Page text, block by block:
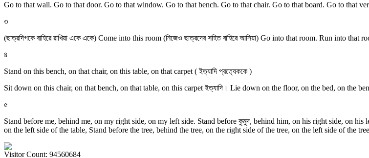
Go to that wall. Go to that door. Go to that window. Go to that bench. Go to that chair. Go to that board. Go to that
৩
(ছাত্রদিগকে বাহিরে রাখিয়া একে একে) Come into this room (নিজেও ছাত্রদের সহিত বাহিরে আসিয়া) Go into that room. Run into
৪
Stand on this bench, on that chair, on this table, on that carpet ( ইত্যাদি প্রত্যেককে )
Sit down on this chair, on that bench, on that table, on this carpet ইত্যাদি। Lie down on the floor, on the bed, on the
৫
Stand before me, behind me, on my right side, on my left side. Stand before কুমুদ, behind him, on his right side, on
on the left side of the table, Stand before the tree, behind the tree, on the right side of the tree, on the left side of the
Visitor Count: 94560684